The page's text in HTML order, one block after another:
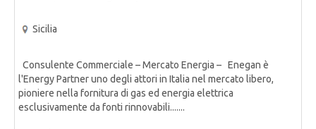
Sicilia
Consulente Commerciale – Mercato Energia – Enegan è
l'Energy Partner uno degli attori in Italia nel mercato libero,
pioniere nella fornitura di gas ed energia elettrica
esclusivamente da fonti rinnovabili.......